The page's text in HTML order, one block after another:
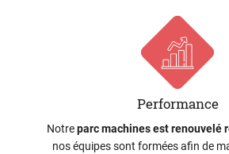
Performance
Notreparc machines est renouvelé
nos équipes sont formées afin de